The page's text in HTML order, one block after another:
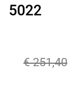
5022
€251,40